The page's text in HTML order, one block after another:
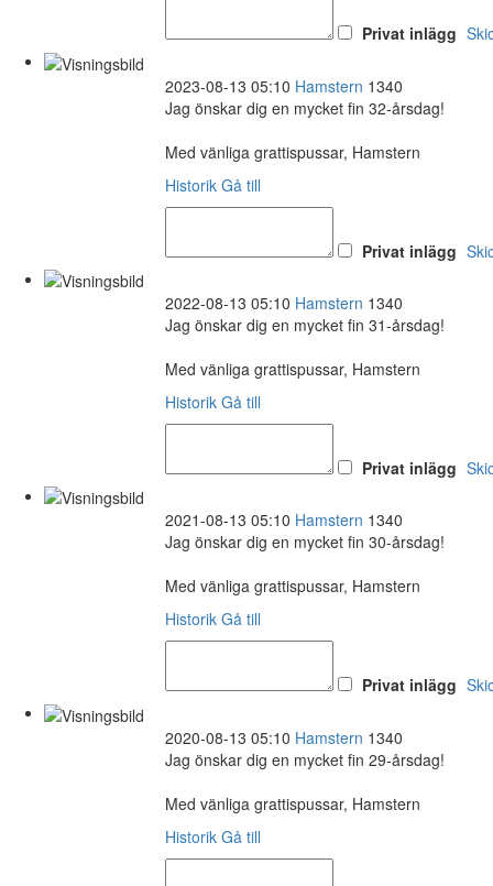
Privat inlägg
2023-08-13 05:10 Hamstern 1340
Jag önskar dig en mycket fin 32-årsdag!
Med vänliga grattispussar, Hamstern
Historik Gå till
Privat inlägg
2022-08-13 05:10 Hamstern 1340
Jag önskar dig en mycket fin 31-årsdag!
Med vänliga grattispussar, Hamstern
Historik Gå till
Privat inlägg
2021-08-13 05:10 Hamstern 1340
Jag önskar dig en mycket fin 30-årsdag!
Med vänliga grattispussar, Hamstern
Historik Gå till
Privat inlägg
2020-08-13 05:10 Hamstern 1340
Jag önskar dig en mycket fin 29-årsdag!
Med vänliga grattispussar, Hamstern
Historik Gå till